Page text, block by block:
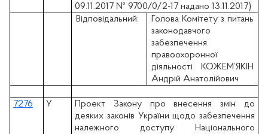
09.11.2017 № 9700/0/2-17 надано 13.11.2017)
Відповідальний:
Голова Комітету з питань
законодавчого
забезпечення
правоохоронної
діяльності КОЖЕМ’ЯКІН
Андрій Анатолійович
7276 У
Проект Закону про внесення змін до
деяких законів України щодо забезпечення
належного доступу Національного